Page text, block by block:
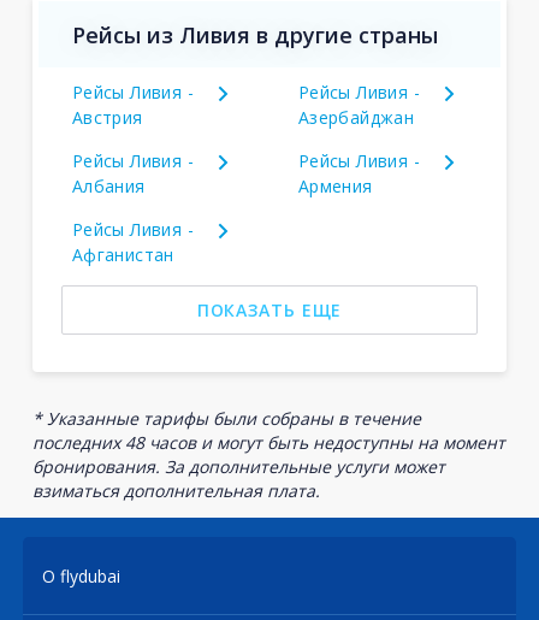
Рейсы из Ливия в другие страны
Рейсы Ливия -
Австрия
Рейсы Ливия -
Азербайджан
Рейсы Ливия -
Албания
Рейсы Ливия -
Армения
Рейсы Ливия -
Афганистан
ПОКАЗАТЬ ЕЩЕ
* Указанные тарифы были собраны в течение
последних 48 часов и могут быть недоступны на момент
бронирования. За дополнительные услуги может
взиматься дополнительная плата.
О flydubai